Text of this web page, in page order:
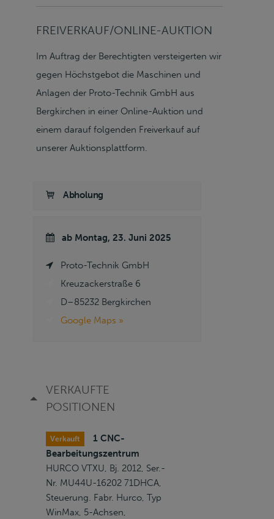
FREIVERKAUF/ONLINE-AUKTION
Im Auftrag der Berechtigten versteigerten wir
gegen Höchstgebot die Maschinen und
Anlagen der Proto-Technik GmbH aus
Bergkirchen in einer Online-Auktion und
einem darauf folgenden Freiverkauf auf
unserer Auktionsplattform.
Abholung
ab Montag, 23. Juni 2025
Proto-Technik GmbH
Kreuzackerstraße 6
D–85232 Bergkirchen
Google Maps »
VERKAUFTE
POSITIONEN
Verkauft
1 CNC-
Bearbeitungszentrum
HURCO VTXU, Bj. 2012, Ser.-
Nr. MU44U-16202 71DHCA,
Steuerung. Fabr. Hurco, Typ
WinMax, 5-Achsen,